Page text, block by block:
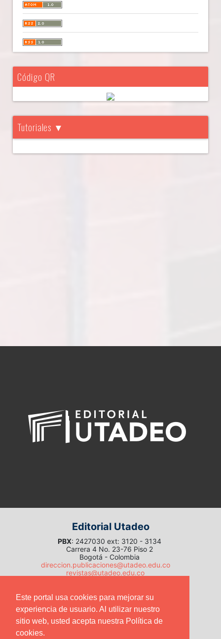
Este portal usa cookies para mejorar su
experiencia de usuario. Al utilizar nuestro
sitio web, usted acepta nuestra Política de
cookies.
Código QR
Tutoriales ▼
Editorial Utadeo
PBX: 2427030 ext: 3120 - 3134
Carrera 4 No. 23-76 Piso 2
Bogotá - Colombia
direccion.publicaciones@utadeo.edu.co
revistas@utadeo.edu.co
Sede Bogotá
Carrera 4 # 22-61